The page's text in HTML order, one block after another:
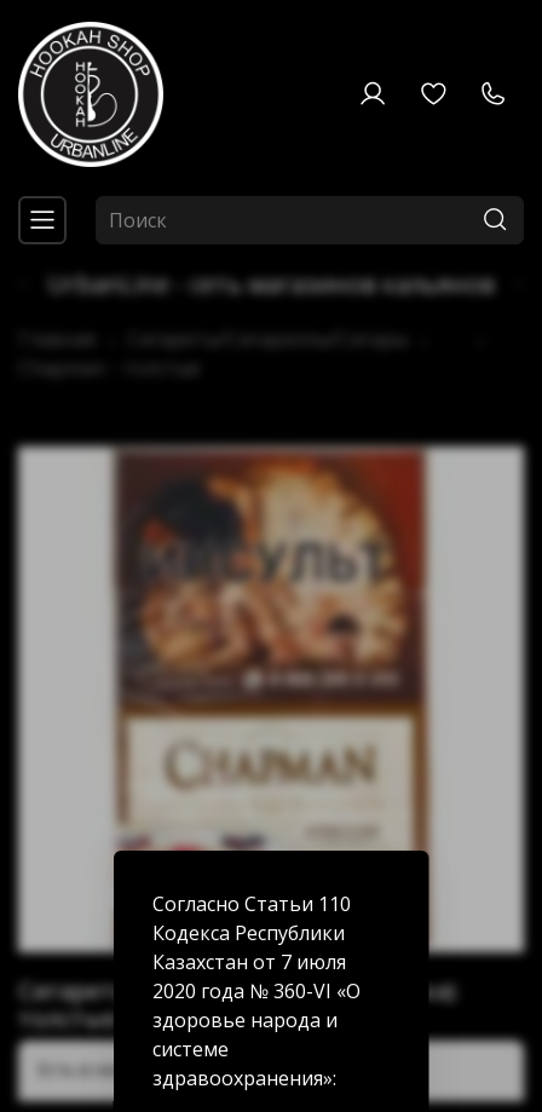
UrbanLine - сеть магазинов кальянов
Сигареты Chapman Classic (Классика)
толстые
Есть в наличии:
Согласно Статьи 110
Кодекса Республики
Казахстан от 7 июля
2020 года № 360-VI «О
здоровье народа и
системе
здравоохранения»: